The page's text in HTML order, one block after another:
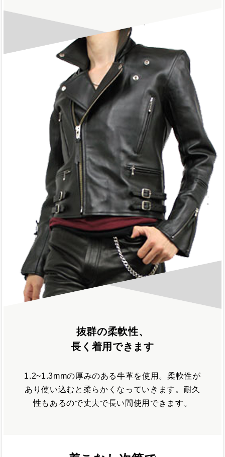
抜群の柔軟性、
長く着用できます
1.2~1.3mmの厚みのある牛革を使用。柔軟性が
あり使い込むと柔らかくなっていきます。耐久
性もあるので丈夫で長い間使用できます。